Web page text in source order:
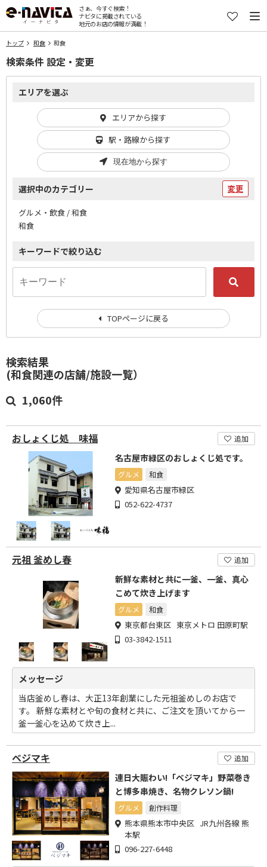
さぁ、今すぐ検索！
ナビタに掲載されている
地元のお店の情報が満載！
トップ 和食 和食
検索結果
(和食関連の店舗/施設一覧）
1,060件
おしょくじ処 味福 追加
名古屋市緑区のおしょくじ処です。
グルメ 和食
愛知県名古屋市緑区
052-622-4737
元祖 釜めし春 追加
新鮮な素材と共に一釜、一釜、真心
こめて炊き上げます
グルメ 和食
東京都台東区 東京メトロ 田原町駅
03-3842-1511
メッセージ
当店釜めし春は、大正13年創業にした元祖釜めしのお店で
す。 新鮮な素材とや旬の食材と共に、ご注文を頂いてから一
釜一釜心を込めて炊き上...
ベジマキ 追加
連日大賑わい!「ベジマキ」野菜巻き
と博多串焼き、名物クレソン鍋!
グルメ 創作料理
熊本県熊本市中央区 JR九州各線 熊
本駅
096-227-6448
検索条件 設定・変更
エリアを選ぶ
エリアから探す
駅・路線から探す
現在地から探す
選択中のカテゴリー 変更
グルメ・飲食 / 和食
和食
キーワードで絞り込む
TOPページに戻る